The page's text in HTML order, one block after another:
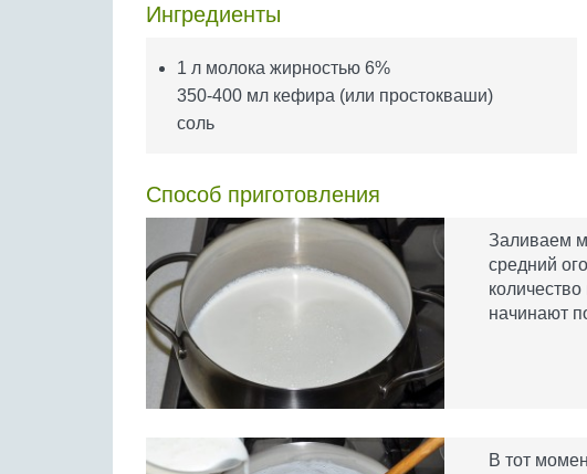
Ингредиенты
1 л молока жирностью 6%
350-400 мл кефира (или простокваши)
соль
Способ приготовления
Заливаем
средний
начинают
В тот